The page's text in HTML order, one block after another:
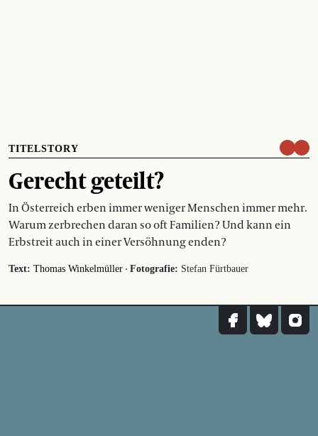
TITELSTORY
Gerecht geteilt?
In Österreich erben immer weniger Menschen immer mehr.
Warum zerbrechen daran so oft Familien? Und kann ein
Erbstreit auch in einer Versöhnung enden?
Text: Thomas Winkelmüller · Fotografie: Stefan Fürtbauer